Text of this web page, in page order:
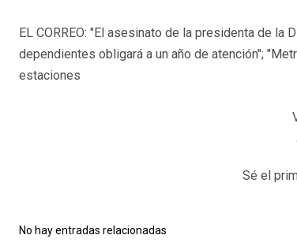
EL CORREO: "El asesinato de la presidenta de
dependientes obligará a un año de atención";
estaciones
Sé el
No hay entradas relacionadas